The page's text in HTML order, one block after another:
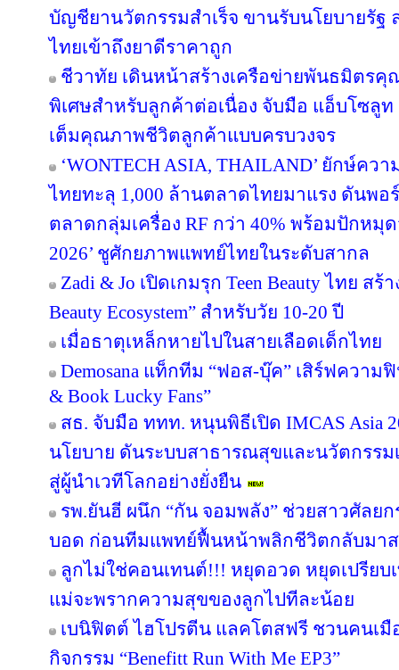
บัญชียานวัตกรรมสำเร็จ ขานรับนโยบายรัฐ
ไทยเข้าถึงยาดีราคาถูก
ชีวาทัย เดินหน้าสร้างเครือข่ายพันธมิตร
พิเศษสำหรับลูกค้าต่อเนื่อง จับมือ แอ็บโซลู
เต็มคุณภาพชีวิตลูกค้าแบบครบวงจร
‘WONTECH ASIA, THAILAND’ ยักษ์คว
ไทยทะลุ 1,000 ล้านตลาดไทยมาแรง ดันพอ
ตลาดกลุ่มเครื่อง RF กว่า 40% พร้อมปักหมุด
2026’ ชูศักยภาพแพทย์ไทยในระดับสากล
Zadi & Jo เปิดเกมรุก Teen Beauty ไทย สร้
Beauty Ecosystem” สำหรับวัย 10-20 ปี
เมื่อธาตุเหล็กหายไปในสายเลือดเด็กไทย
Demosana แท็กทีม “ฟอส-บุ๊ค” เสิร์ฟความ
& Book Lucky Fans”
สธ. จับมือ ททท. หนุนพิธีเปิด IMCAS Asia
นโยบาย ดันระบบสาธารณสุขและนวัตกรรม
สู่ผู้นำเวทีโลกอย่างยั่งยืน
รพ.ยันฮี ผนึก “กัน จอมพลัง” ช่วยสาวศัลย
บอด ก่อนทีมแพทย์ฟื้นหน้าพลิกชีวิตกลับมาส
ลูกไม่ใช่คอนเทนต์!!! หยุดอวด หยุดเปรีย
แม่จะพรากความสุขของลูกไปทีละน้อย
เบนิฟิตต์ ไฮโปรตีน แลคโตสฟรี ชวนคนเ
กิจกรรม “Benefitt Run With Me EP3”